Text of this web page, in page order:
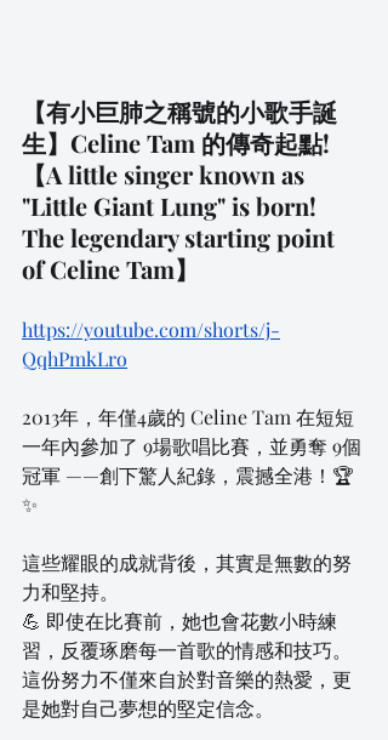
【有小巨肺之稱號的小歌手誕
生】Celine Tam 的傳奇起點!
【A little singer known as
"Little Giant Lung" is born!
The legendary starting point
of Celine Tam】
https://youtube.com/shorts/j-
QqhPmkLro
2013年，年僅4歲的 Celine Tam 在短短
一年內參加了 9場歌唱比賽，並勇奪 9個
冠軍 ——創下驚人紀錄，震撼全港！🏆
✨
這些耀眼的成就背後，其實是無數的努
力和堅持。
💪 即使在比賽前，她也會花數小時練
習，反覆琢磨每一首歌的情感和技巧。
這份努力不僅來自於對音樂的熱愛，更
是她對自己夢想的堅定信念。